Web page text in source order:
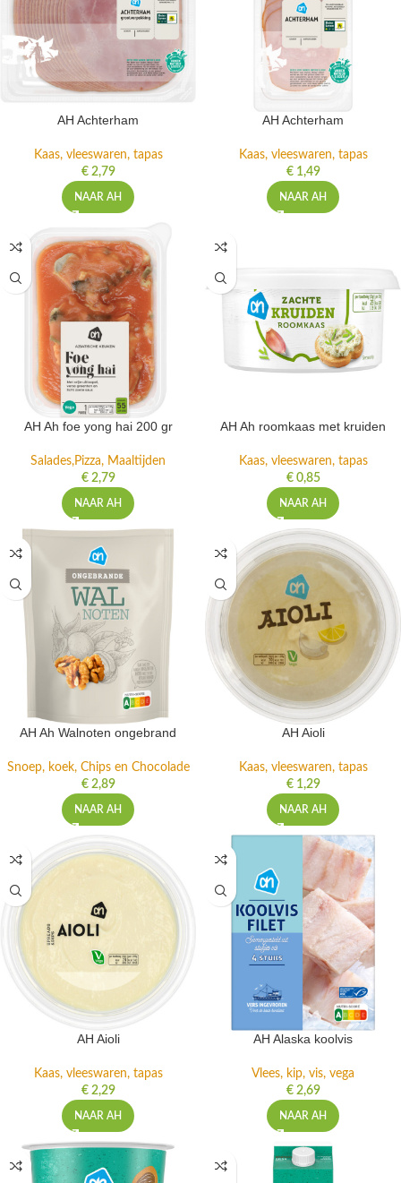
AH Achterham
Kaas, vleeswaren, tapas
€2,79
NAAR AH
AH Achterham
Kaas, vleeswaren, tapas
€1,49
NAAR AH
AH Ah foe yong hai 200 gr
Salades,Pizza, Maaltijden
€2,79
NAAR AH
AH Ah roomkaas met kruiden
Kaas, vleeswaren, tapas
€0,85
NAAR AH
AH Ah Walnoten ongebrand
Snoep, koek, Chips en Chocolade
€2,89
NAAR AH
AH Aioli
Kaas, vleeswaren, tapas
€1,29
NAAR AH
AH Aioli
Kaas, vleeswaren, tapas
€2,29
NAAR AH
AH Alaska koolvis
Vlees, kip, vis, vega
€2,69
NAAR AH